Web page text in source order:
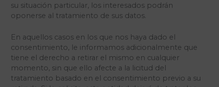
su situación particular, los interesados podrán
oponerse al tratamiento de sus datos.
En aquellos casos en los que nos haya dado el
consentimiento, le informamos adicionalmente que
tiene el derecho a retirar el mismo en cualquier
momento, sin que ello afecte a la licitud del
tratamiento basado en el consentimiento previo a su